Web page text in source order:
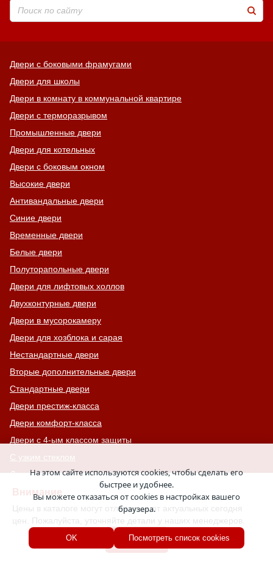
Внимание
Цены в каталоге могут отличаться от актуальных сегодня
цен. Пожалуйста, уточняйте детали у наших менеджеров.
Хорошо
Двери с боковыми фрамугами
Двери для школы
Двери в комнату в коммунальной квартире
Двери с терморазрывом
Промышленные двери
Двери для котельных
Двери с боковым окном
Высокие двери
Антивандальные двери
Синие двери
Временные двери
Белые двери
Полуторапольные двери
Двери для лифтовых холлов
Двухконтурные двери
Двери в мусорокамеру
Двери для хозблока и сарая
Нестандартные двери
Вторые дополнительные двери
Стандартные двери
Двери престиж-класса
Двери комфорт-класса
Двери с 4-ым классом защиты
С узким стеклом
Двери на лестничную площадку
Остекленные противопожарные двери
С тонированным стеклом
С остекленной фрамугой
Усиленные
На этом сайте используются cookies, чтобы сделать его
быстрее и удобнее.
Вы можете отказаться от cookies в настройках вашего
браузера.
OK Посмотреть список cookies